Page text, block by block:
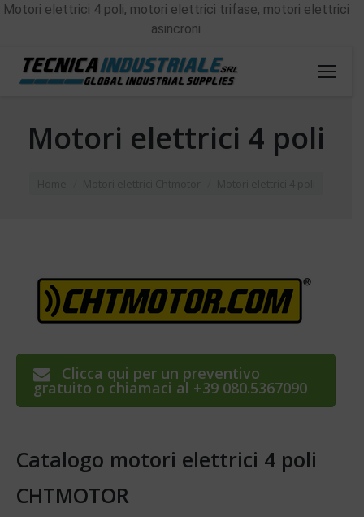
Motori elettrici 4 poli, motori elettrici trifase, motori elettrici
asincroni
Motori elettrici 4 poli
Clicca qui per un preventivo
gratuito o chiamaci al +39 080.5367090
Catalogo motori elettrici 4 poli
CHTMOTOR